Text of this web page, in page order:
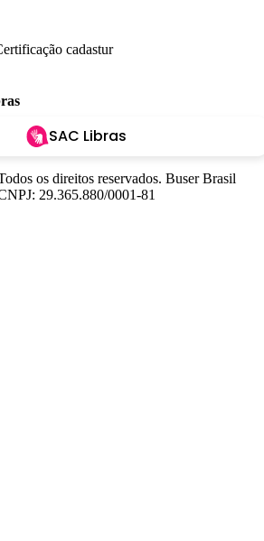
SAC Libras
os direitos reservados. Buser Brasil
29.365.880/0001-81